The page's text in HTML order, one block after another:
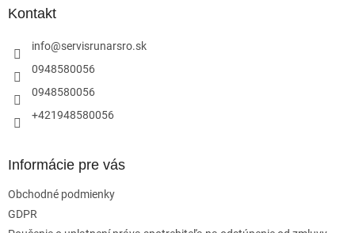
Kontakt
info@servisrunarsro.sk
0948580056
0948580056
+421948580056
Informácie pre vás
Obchodné podmienky
GDPR